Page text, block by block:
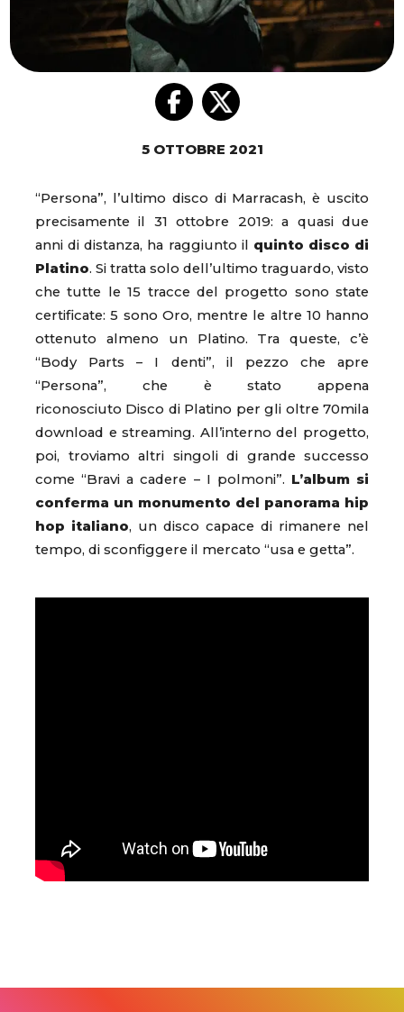
5 OTTOBRE 2021
“Persona”, l’ultimo disco di Marracash, è uscito
precisamente il 31 ottobre 2019: a quasi due
anni di distanza, ha raggiunto il quinto disco di
Platino. Si tratta solo dell’ultimo traguardo, visto
che tutte le 15 tracce del progetto sono state
certificate: 5 sono Oro, mentre le altre 10 hanno
ottenuto almeno un Platino. Tra queste, c’è
“Body Parts – I denti”, il pezzo che apre
“Persona”, che è stato appena
riconosciuto Disco di Platino per gli oltre 70mila
download e streaming. All’interno del progetto,
poi, troviamo altri singoli di grande successo
come “Bravi a cadere – I polmoni”. L’album si
conferma un monumento del panorama hip
hop italiano, un disco capace di rimanere nel
tempo, di sconfiggere il mercato “usa e getta”.